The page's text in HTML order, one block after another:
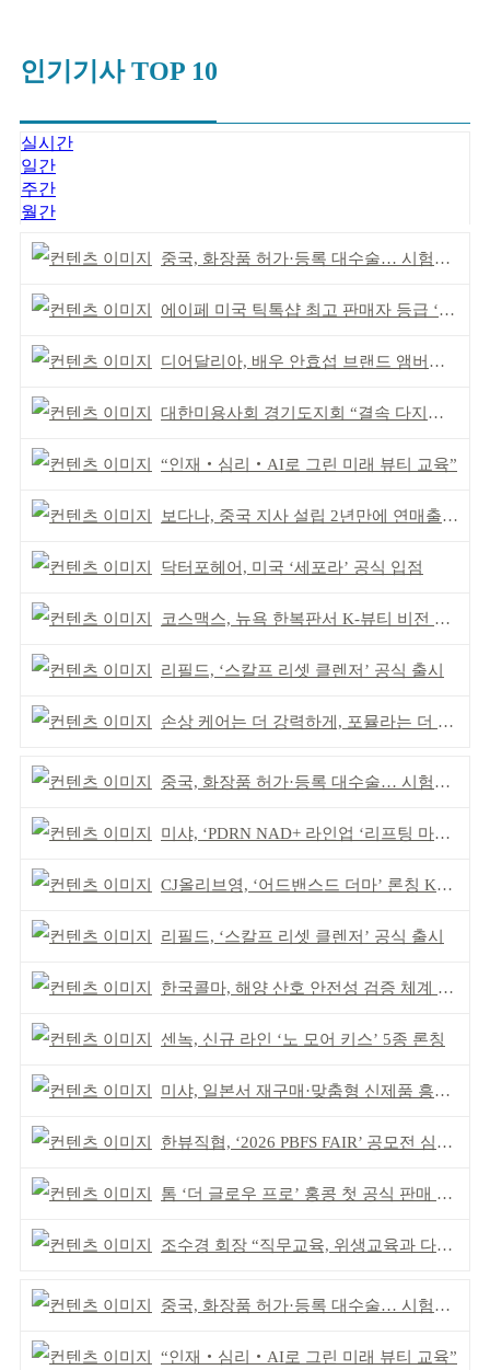
인기기사 TOP 10
실시간
일간
주간
월간
중국, 화장품 허가·등록 대수술… 시험자료 공용 허용
에이페 미국 틱톡샵 최고 판매자 등급 ‘Tier 5’ 달성
디어달리아, 배우 안효섭 브랜드 앰버서더 발탁
대한미용사회 경기도지회 “결속 다지며 재도약 모색”
“인재‧심리‧AI로 그린 미래 뷰티 교육”
보다나, 중국 지사 설립 2년만에 연매출 120억 돌파
닥터포헤어, 미국 ‘세포라’ 공식 입점
코스맥스, 뉴욕 한복판서 K-뷰티 비전 제시
리필드, ‘스칼프 리셋 클렌저’ 공식 출시
손상 케어는 더 강력하게, 포뮬라는 더 산뜻하게!
중국, 화장품 허가·등록 대수술… 시험자료 공용 허용
미샤, ‘PDRN NAD+ 라인업 ‘리프팅 마스크’ 출시
CJ올리브영, ‘어드밴스드 더마’ 론칭 K더마 육성 박차
리필드, ‘스칼프 리셋 클렌저’ 공식 출시
한국콜마, 해양 산호 안전성 검증 체계 구축
센녹, 신규 라인 ‘노 모어 키스’ 5종 론칭
미샤, 일본서 재구매·맞춤형 신제품 흥행 ‘쌍끌이’
한뷰직협, ‘2026 PBFS FAIR’ 공모전 심사 성료
톰 ‘더 글로우 프로’ 홍콩 첫 공식 판매 완판
조수경 회장 “직무교육, 위생교육과 다르다”
중국, 화장품 허가·등록 대수술… 시험자료 공용 허용
“인재‧심리‧AI로 그린 미래 뷰티 교육”